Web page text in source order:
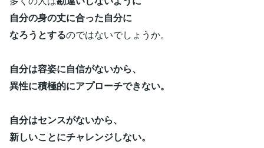
自分の身の丈に合った自分に
なろうとするのではないでしょうか。
自分は容姿に自信がないから、
異性に積極的にアプローチできない。
自分はセンスがないから、
新しいことにチャレンジしない。